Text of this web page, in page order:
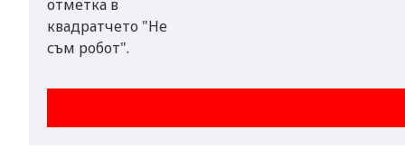
отметка в
квадратчето "Не
съм робот".